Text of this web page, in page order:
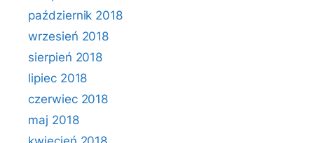
październik 2018
wrzesień 2018
sierpień 2018
lipiec 2018
czerwiec 2018
maj 2018